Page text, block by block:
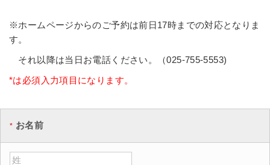
※ホームページからのご予約は前日17時までの対応となりま
す。
それ以降は当日お電話ください。（025-755-5553)
*は必須入力項目になります。
お名前